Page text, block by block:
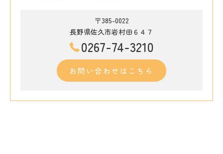
〒385-0022
長野県佐久市岩村田６４７
0267-74-3210
お問い合わせはこちら